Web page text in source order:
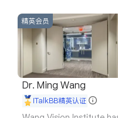
建筑合同、刑事案件全包
信托/遗嘱
商业
商标注册
索赔
律师-其它
精英会员
Dr. Ming Wang
iTalkBB精英认证